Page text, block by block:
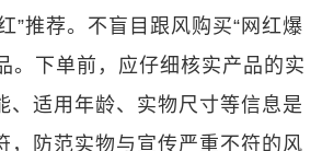
”推荐。不盲目跟风购买“网红爆
。下单前，应仔细核实产品的实
、适用年龄、实物尺寸等信息是
，防范实物与宣传严重不符的风